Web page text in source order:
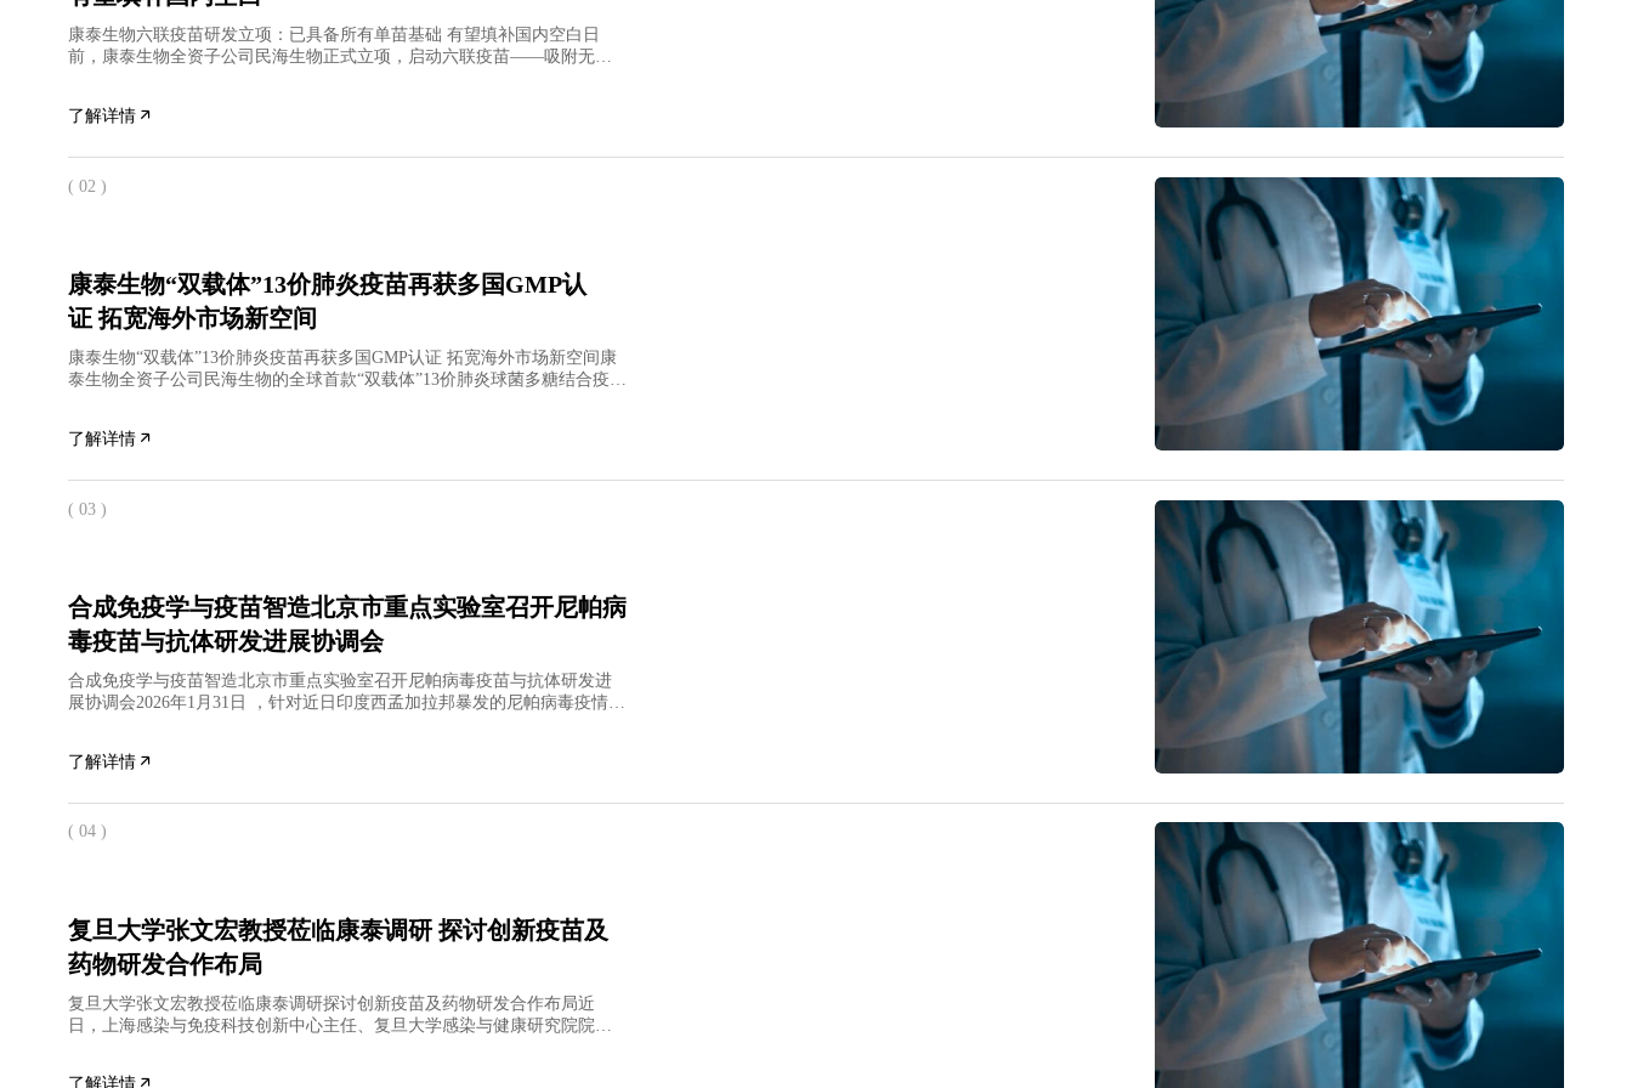
康泰生物六联疫苗研发立项：已具备所有单苗基础 有望填补国内空白日
前，康泰生物全资子公司民海生物正式立项，启动六联疫苗——吸附无细
了解详情
( 02 )
康泰生物“双载体”13价肺炎疫苗再获多国GMP认
证 拓宽海外市场新空间
康泰生物“双载体”13价肺炎疫苗再获多国GMP认证 拓宽海外市场新空间康
泰生物全资子公司民海生物的全球首款“双载体”13价肺炎球菌多糖结合疫苗
了解详情
( 03 )
合成免疫学与疫苗智造北京市重点实验室召开尼帕病
毒疫苗与抗体研发进展协调会
合成免疫学与疫苗智造北京市重点实验室召开尼帕病毒疫苗与抗体研发进
展协调会2026年1月31日 ，针对近日印度西孟加拉邦暴发的尼帕病毒疫情，
了解详情
( 04 )
复旦大学张文宏教授莅临康泰调研 探讨创新疫苗及
药物研发合作布局
复旦大学张文宏教授莅临康泰调研探讨创新疫苗及药物研发合作布局近
日，上海感染与免疫科技创新中心主任、复旦大学感染与健康研究院院长
了解详情